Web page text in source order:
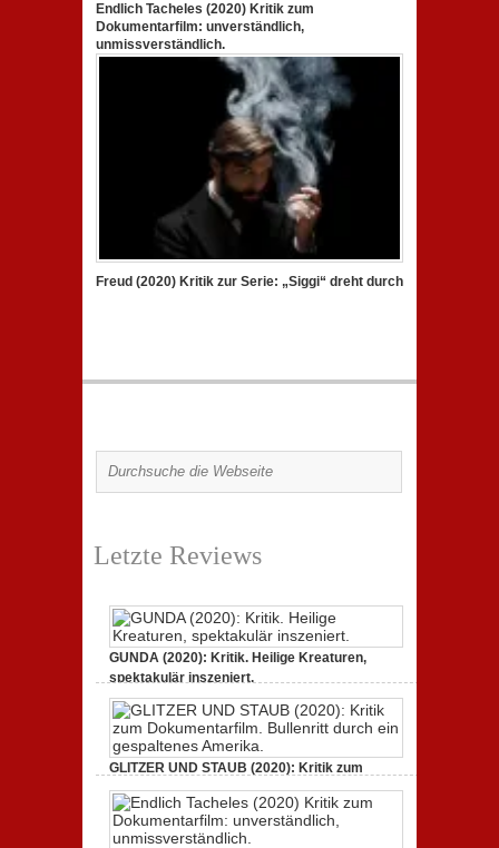
Endlich Tacheles (2020) Kritik zum
Dokumentarfilm: unverständlich,
unmissverständlich.
Freud (2020) Kritik zur Serie: „Siggi“ dreht durch
Letzte Reviews
GUNDA (2020): Kritik. Heilige Kreaturen,
spektakulär inszeniert.
GUNDA
(2020):
Kritik.
Kreaturen,
spektakulär
GLITZER UND STAUB (2020): Kritik zum
Dokumentarfilm.
3. Oktober 2020,Keine Kommentare zu
GLITZER
UND